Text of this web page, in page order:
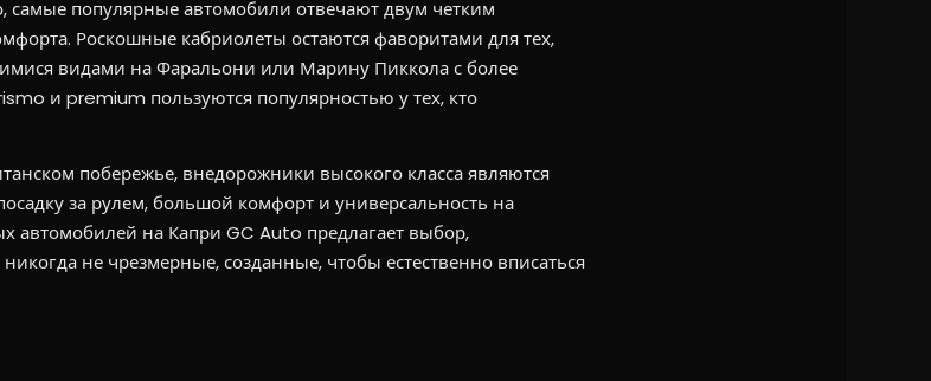
самые популярные автомобили отвечают двум четким
Роскошные кабриолеты остаются фаворитами для тех,
видами на Фаральони или Марину Пиккола с более
и premium пользуются популярностью у тех, кто
побережье, внедорожники высокого класса являются
за рулем, большой комфорт и универсальность на
автомобилей на Капри GC Auto предлагает выбор,
не чрезмерные, созданные, чтобы естественно вписаться